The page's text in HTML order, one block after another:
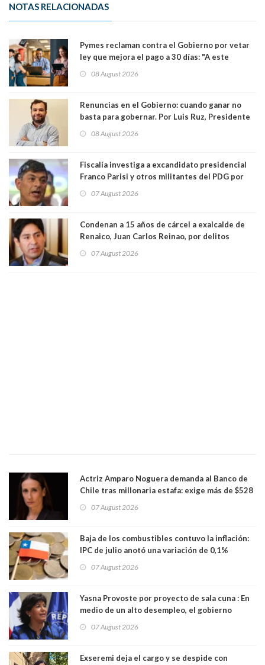
NOTAS RELACIONADAS
Pymes reclaman contra el Gobierno por vetar
ley que mejora el pago a 30 días: "A este
medianas empresas"
08 August 2026
Renuncias en el Gobierno: cuando ganar no
basta para gobernar. Por Luis Ruz, Presidente
08 August 2026
Fiscalía investiga a excandidato presidencial
Franco Parisi y otros militantes del PDG por
07 August 2026
Condenan a 15 años de cárcel a exalcalde de
Renaico, Juan Carlos Reinao, por delitos
07 August 2026
Actriz Amparo Noguera demanda al Banco de
Chile tras millonaria estafa: exige más de $528
07 August 2026
Baja de los combustibles contuvo la inflación:
IPC de julio anotó una variación de 0,1%
07 August 2026
Yasna Provoste por proyecto de sala cuna : En
medio de un alto desempleo, el gobierno
07 August 2026
Exseremi deja el cargo y se despide con